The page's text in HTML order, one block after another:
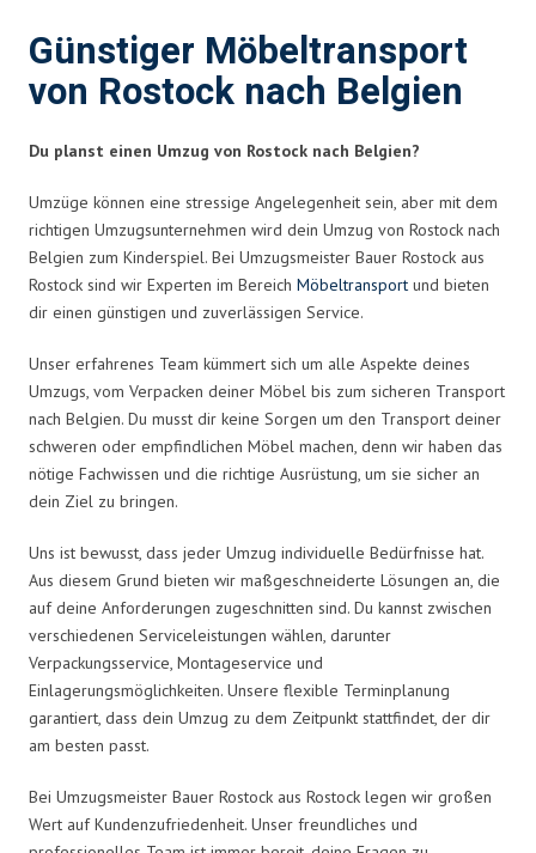
Günstiger Möbeltransport
von Rostock nach Belgien
Du planst einen Umzug von Rostock nach Belgien?
Umzüge können eine stressige Angelegenheit sein, aber mit dem
richtigen Umzugsunternehmen wird dein Umzug von Rostock nach
Belgien zum Kinderspiel. Bei Umzugsmeister Bauer Rostock aus
Rostock sind wir Experten im Bereich Möbeltransport und bieten
dir einen günstigen und zuverlässigen Service.
Unser erfahrenes Team kümmert sich um alle Aspekte deines
Umzugs, vom Verpacken deiner Möbel bis zum sicheren Transport
nach Belgien. Du musst dir keine Sorgen um den Transport deiner
schweren oder empfindlichen Möbel machen, denn wir haben das
nötige Fachwissen und die richtige Ausrüstung, um sie sicher an
dein Ziel zu bringen.
Uns ist bewusst, dass jeder Umzug individuelle Bedürfnisse hat.
Aus diesem Grund bieten wir maßgeschneiderte Lösungen an, die
auf deine Anforderungen zugeschnitten sind. Du kannst zwischen
verschiedenen Serviceleistungen wählen, darunter
Verpackungsservice, Montageservice und
Einlagerungsmöglichkeiten. Unsere flexible Terminplanung
garantiert, dass dein Umzug zu dem Zeitpunkt stattfindet, der dir
am besten passt.
Bei Umzugsmeister Bauer Rostock aus Rostock legen wir großen
Wert auf Kundenzufriedenheit. Unser freundliches und